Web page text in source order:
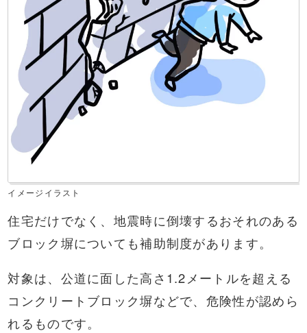
イメージイラスト
住宅だけでなく、地震時に倒壊するおそれのある
ブロック塀についても補助制度があります。
対象は、公道に面した高さ1.2メートルを超える
コンクリートブロック塀などで、危険性が認めら
れるものです。